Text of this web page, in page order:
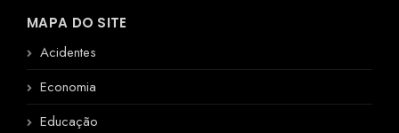
MAPA DO SITE
Acidentes
Economia
Educação